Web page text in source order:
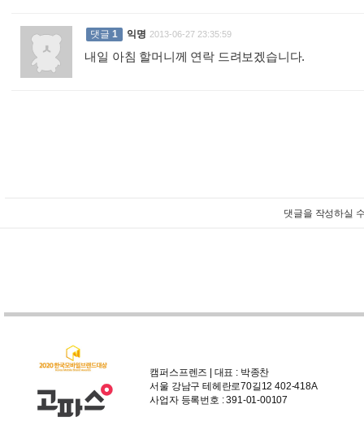
댓글 1 익명 2013-06-27 23:35:59
내일 아침 할머니께 연락 드려보겠습니다.
댓글을 작성하실
캠퍼스프렌즈 | 대표 : 박종찬
서울 강남구 테헤란로70길12 402-418A
사업자 등록번호 : 391-01-00107